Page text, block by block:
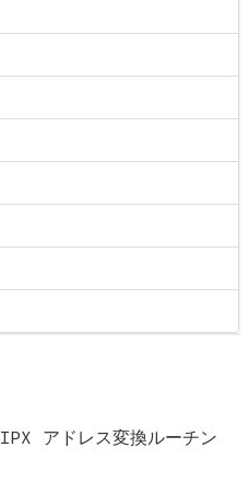
IPX アドレス変換ルーチン